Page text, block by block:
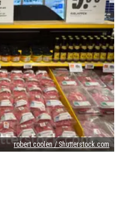
robert coolen / Shutterstock.com